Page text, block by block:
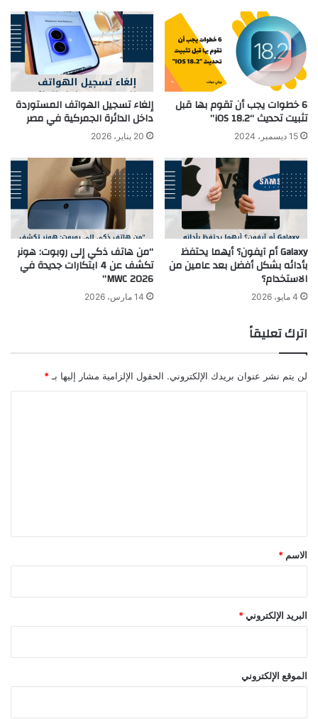
6 خطوات يجب أن تقوم بها قبل
تثبيت تحديث “iOS 18.2”
15 ديسمبر، 2024
إلغاء تسجيل الهواتف المستوردة
داخل الدائرة الجمركية في مصر
20 يناير، 2026
Galaxy أم آيفون؟ أيهما يحتفظ
بأدائه بشكل أفضل بعد عامين من
الاستخدام؟
4 مايو، 2026
“من هاتف ذكي إلى روبوت: هونر
تكشف عن 4 ابتكارات جديدة في
MWC 2026”
14 مارس، 2026
اترك تعليقاً
لن يتم نشر عنوان بريدك الإلكتروني. الحقول الإلزامية مشار إليها بـ *
*
الاسم *
البريد الإلكتروني *
الموقع الإلكتروني